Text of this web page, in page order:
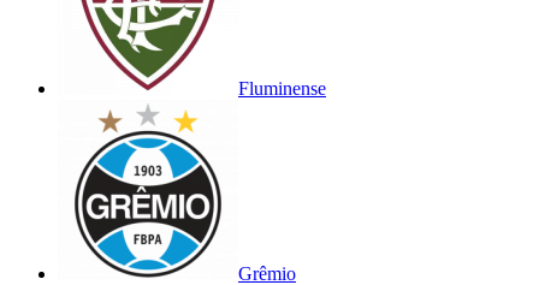
Fluminense
Grêmio